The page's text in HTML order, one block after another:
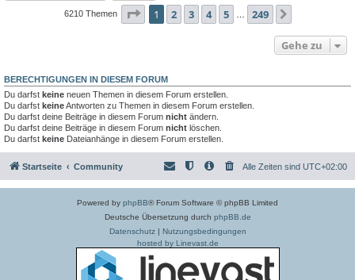
6210 Themen Seite 1von 249
1 2 3 4 5 249
Gehe zu
BERECHTIGUNGEN IN DIESEM FORUM
Du darfst keine neuen Themen in diesem Forum erstellen.
Du darfst keineAntworten zu Themen in diesem Forum erstellen.
Du darfst deine Beiträge in diesem Forum nicht ändern.
Du darfst deine Beiträge in diesem Forum nicht löschen.
Du darfst keine Dateianhänge in diesem Forum erstellen.
Startseite Community Alle Zeiten sind UTC+02:00
Powered by phpBB® Forum Software © phpBB Limited
Deutsche Übersetzung durch phpBB.de
Datenschutz| Nutzungsbedingungen
hosted by Linevast.de